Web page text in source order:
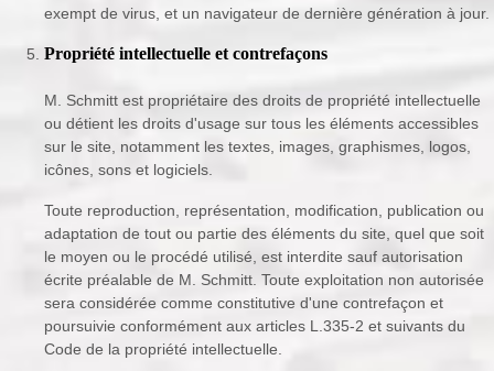
exempt de virus, et un navigateur de dernière génération à jour.
Propriété intellectuelle et contrefaçons
M. Schmitt est propriétaire des droits de propriété intellectuelle
ou détient les droits d'usage sur tous les éléments accessibles
sur le site, notamment les textes, images, graphismes, logos,
icônes, sons et logiciels.
Toute reproduction, représentation, modification, publication ou
adaptation de tout ou partie des éléments du site, quel que soit
le moyen ou le procédé utilisé, est interdite sauf autorisation
écrite préalable de M. Schmitt. Toute exploitation non autorisée
sera considérée comme constitutive d'une contrefaçon et
poursuivie conformément aux articles L.335-2 et suivants du
Code de la propriété intellectuelle.